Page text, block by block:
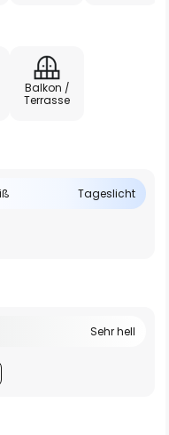
Balkon /
Terrasse
Tageslicht
Sehr hell